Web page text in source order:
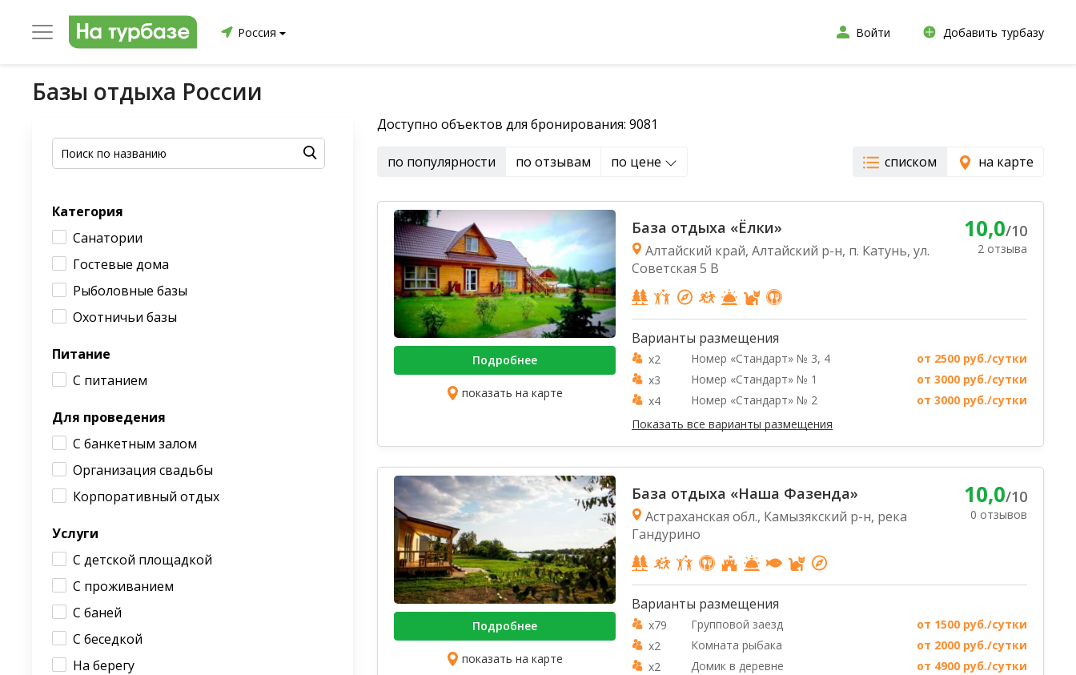
Россия Войти Добавить турбазу
Базы отдыха России
Категория
Санатории
Гостевые дома
Рыболовные базы
Охотничьи базы
Питание
С питанием
Для проведения
С банкетным залом
Организация свадьбы
Корпоративный отдых
Услуги
С детской площадкой
С проживанием
С баней
С беседкой
На берегу
Доступно объектов для бронирования: 9081
по популярности по отзывам по цене списком на карте
Подробнее
показать на карте
База отдыха «Ёлки»
Алтайский край, Алтайский р-н, п. Катунь, ул.
Советская 5 В
10,0/10
2 отзыва
Варианты размещения
x2 Номер «Стандарт» № 3, 4
от 2500 руб./сутки
x3
Номер «Стандарт» № 1
от 3000 руб./сутки
x4
Номер «Стандарт» № 2
от 3000 руб./сутки
Показать все варианты размещения
Подробнее
показать на карте
База отдыха «Наша Фазенда»
Астраханская обл., Камызякский р-н, река
Гандурино
10,0/10
0 отзывов
Варианты размещения
x79 Групповой заезд
от 1500 руб./сутки
x2
Комната рыбака
от 2000 руб./сутки
x2
Домик в деревне
от 4900 руб./сутки
Топчихинский район
район Красноборский район
Онежский район
Приморский район
Северодвинск Устьянский район